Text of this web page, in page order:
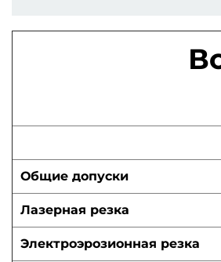
Общие допуски
Лазерная резка
Электроэрозионная резка